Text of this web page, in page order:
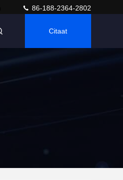
86-188-2364-2802
Citaat